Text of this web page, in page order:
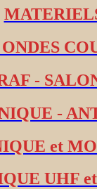
-
-
et
UHF